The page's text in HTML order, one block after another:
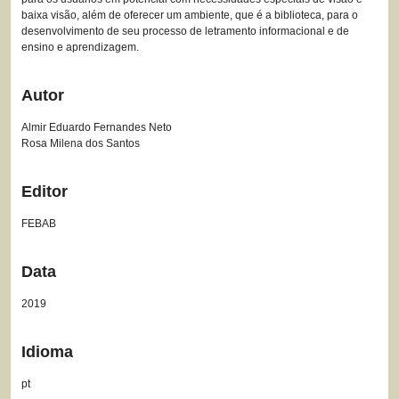
baixa visão, além de oferecer um ambiente, que é a biblioteca, para o
desenvolvimento de seu processo de letramento informacional e de
ensino e aprendizagem.
Autor
Almir Eduardo Fernandes Neto
Rosa Milena dos Santos
Editor
FEBAB
Data
2019
Idioma
pt